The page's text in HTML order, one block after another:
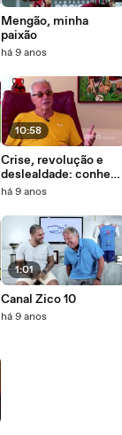
Mengão, minha
paixão
há 9 anos
10:58
Crise, revolução e
deslealdade: conheça
a história da polêmica
há 9 anos
1:01
Canal Zico 10
há 9 anos